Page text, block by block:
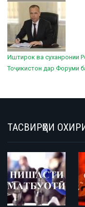
Иштирок ва суханронии
Тоҷикистон дар Форуми
ТАСВИРҲОИ